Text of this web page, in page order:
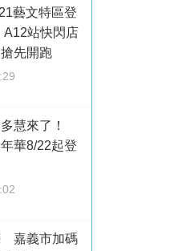
藝文特區登
站快閃店
先開跑
多慧來了！
華8/22起登
嘉義市加碼